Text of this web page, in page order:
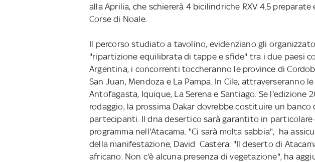
alla Aprilia, che schiererà 4 bicilindriche RXV 4.5
Corse di Noale.
Il percorso studiato a tavolino, evidenziano gli
"ripartizione equilibrata di tappe e sfide" tra i due paesi
Argentina, i concorrenti toccheranno le province di
San Juan, Mendoza e La Pampa. In Cile, attraverseranno
Antofagasta, Iquique, La Serena e Santiago. Se l'edizione
rodaggio, la prossima Dakar dovrebbe costituire un
partecipanti. Il dna desertico sarà garantito in particolare
programma nell'Atacama. "Ci sarà molta sabbia", ha
della manifestazione, David Castera. "Il deserto di
africano. Non c'è alcuna presenza di vegetazione", ha